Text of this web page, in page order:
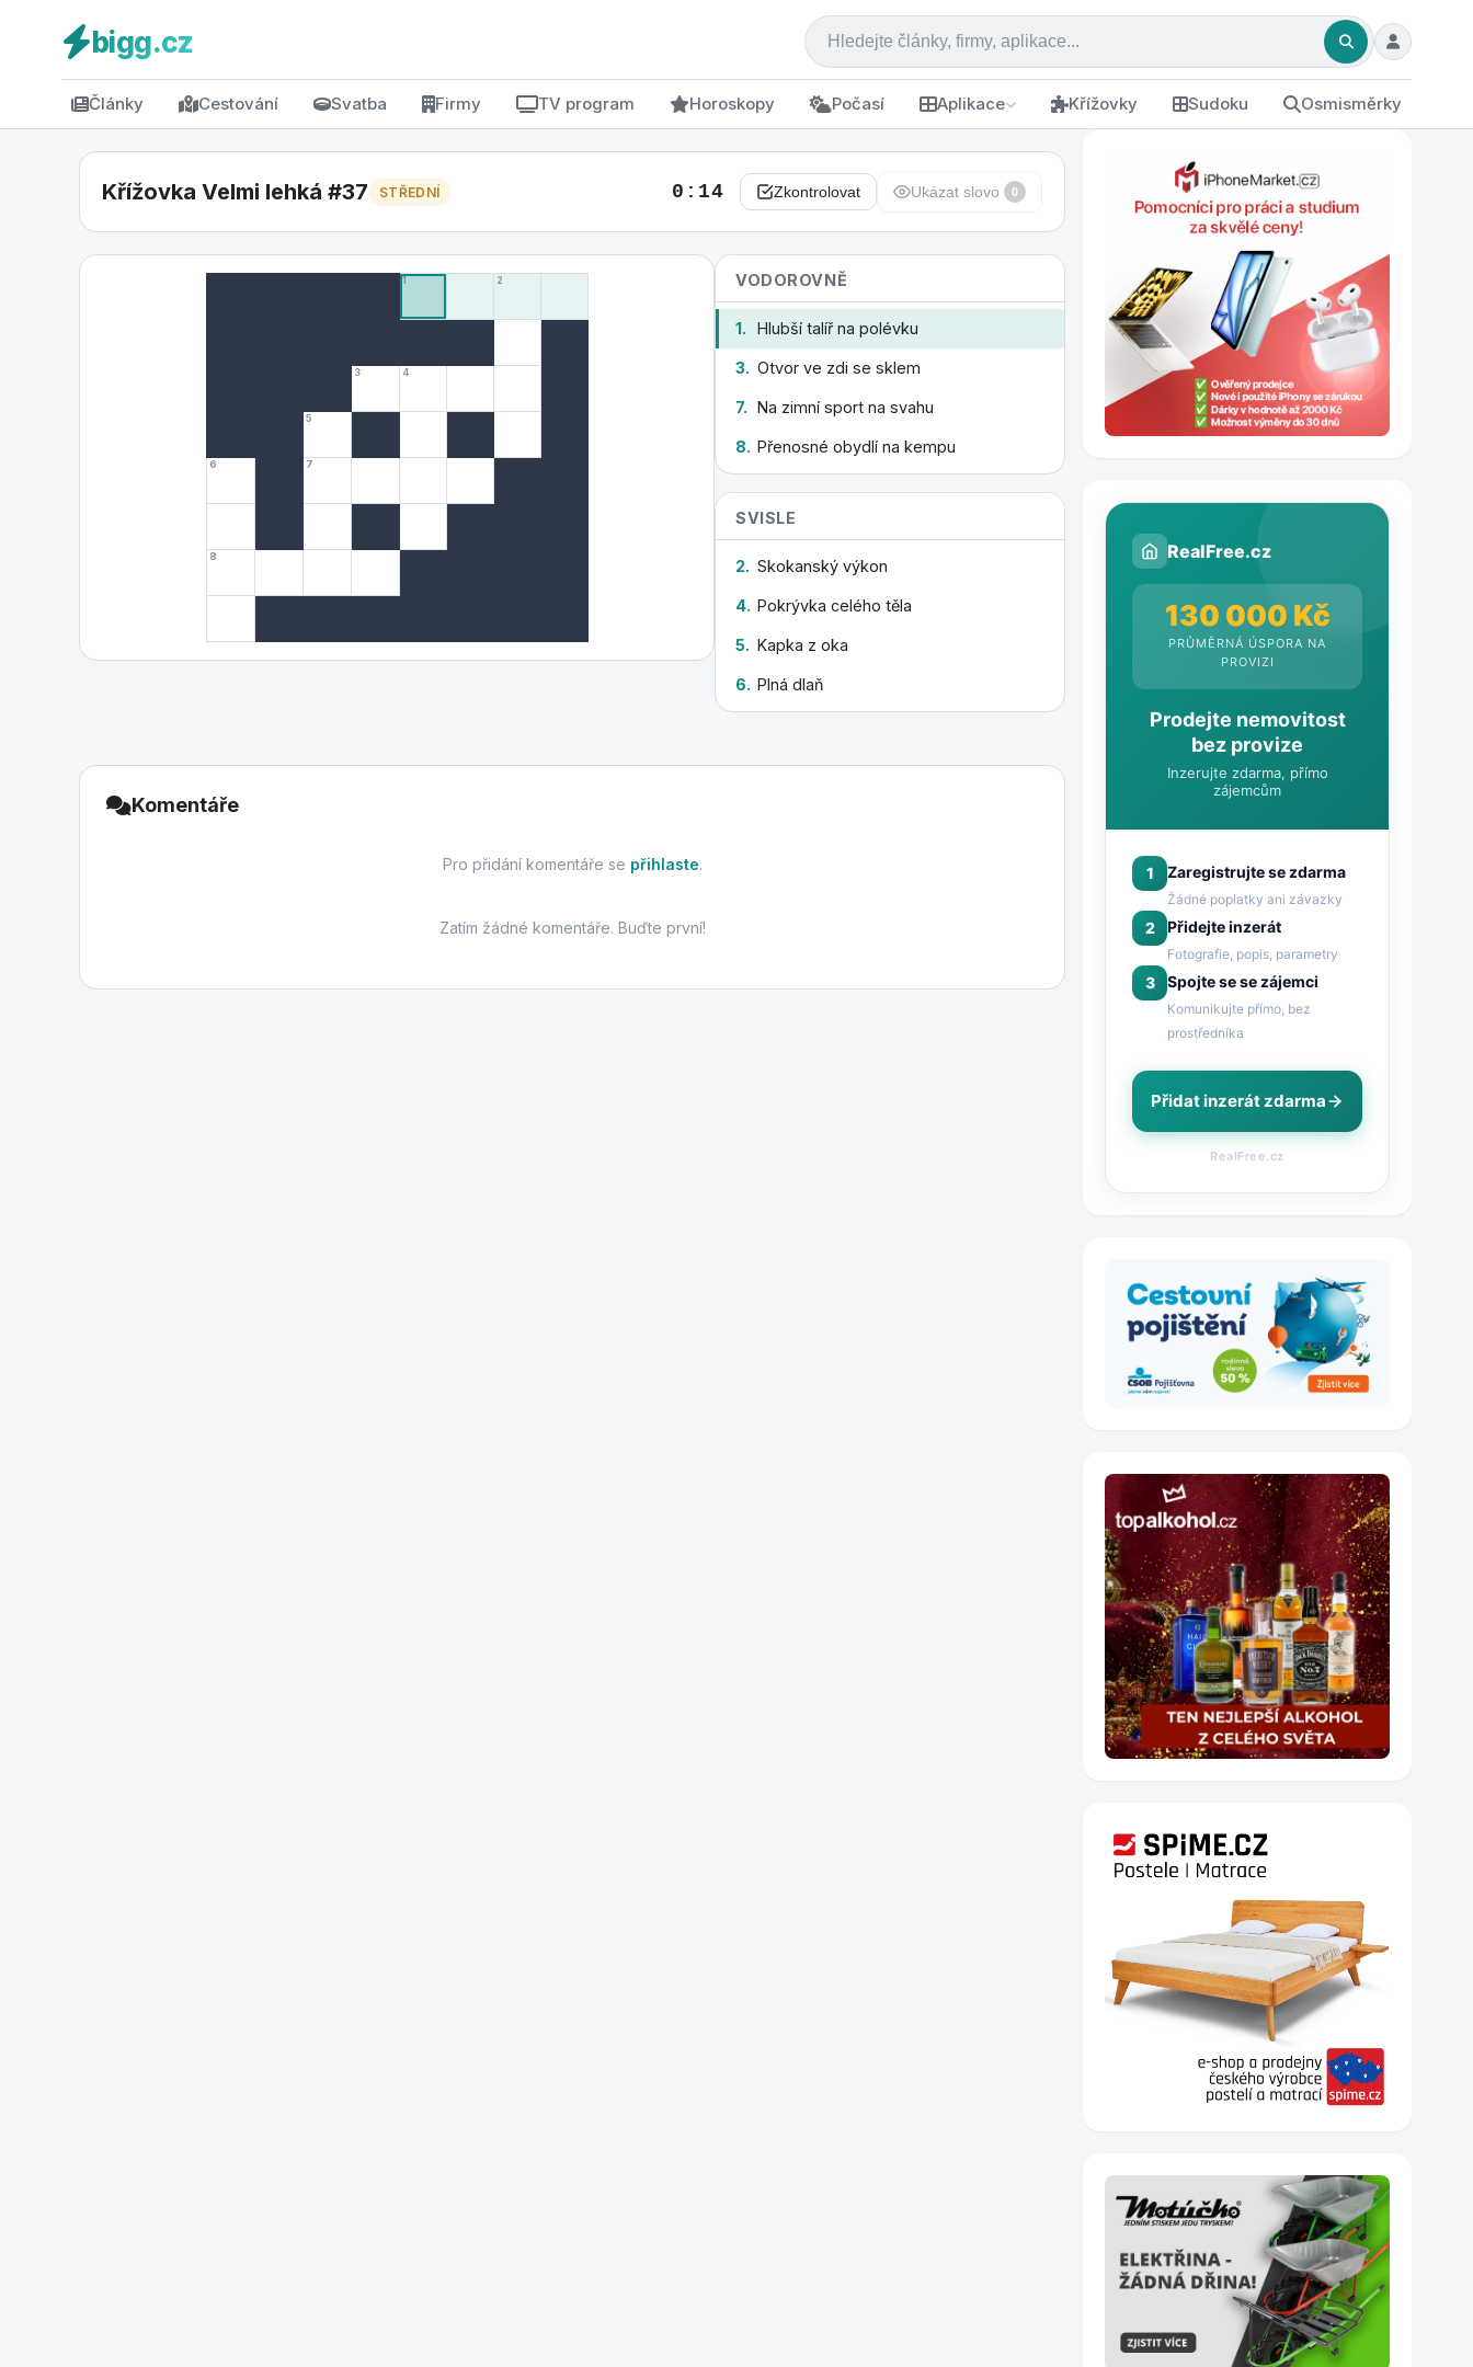
bigg.cz
Články Cestování Svatba Firmy TV program Horoskopy Počasí Aplikace Křížovky Sudoku Osmisměrky
Křížovka Velmi lehká #37 STŘEDNÍ 0:15 Zkontrolovat Ukázat slovo 0
1 2
3 4
5
6 7
8
VODOROVNĚ
1. Hlubší talíř na polévku
3. Otvor ve zdi se sklem
7. Na zimní sport na svahu
8. Přenosné obydlí na kempu
SVISLE
2. Skokanský výkon
4. Pokrývka celého těla
5. Kapka z oka
6. Plná dlaň
Komentáře
Pro přidání komentáře se přihlaste.
Zatím žádné komentáře. Buďte první!
RealFree.cz
130 000 Kč
PRŮMĚRNÁ ÚSPORA NA
PROVIZI
Prodejte nemovitost
bez provize
Inzerujte zdarma, přímo
zájemcům
1 Zaregistrujte se zdarma
Žádné poplatky ani závazky
2 Přidejte inzerát
Fotografie, popis, parametry
3 Spojte se se zájemci
Komunikujte přímo, bez
prostředníka
Přidat inzerát zdarma
RealFree.cz